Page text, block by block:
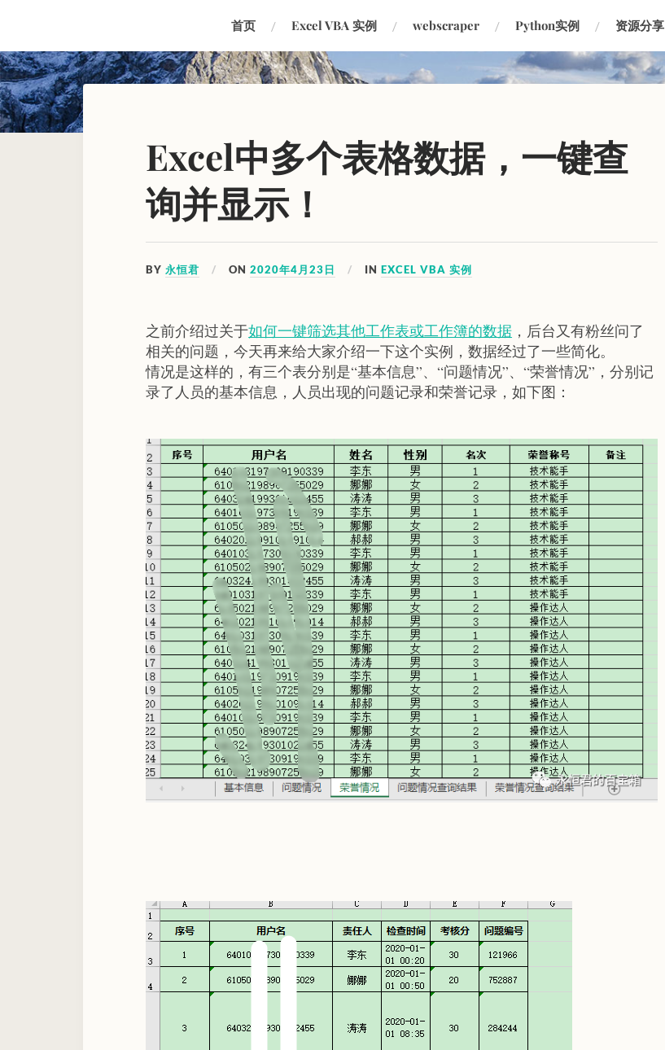
首页 Excel VBA 实例 webscraper Python实例 资源分享
Excel中多个表格数据，一键查
询并显示！
BY永恒君 ON2020年4月23日 INEXCEL VBA 实例
之前介绍过关于如何一键筛选其他工作表或工作簿的数据 ，后台又有粉丝问了
相关的问题，今天再来给大家介绍一下这个实例，数据经过了一些简化。
情况是这样的，有三个表分别是“基本信息”、“问题情况”、“荣誉情况”，分别记
录了人员的基本信息，人员出现的问题记录和荣誉记录，如下图：